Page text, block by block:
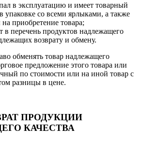
в эксплуатацию и имеет товарный
упаковке со всеми ярлыками, а также
приобретение товара;
в перечень продуктов надлежащего
возврату и обмену.
обменять товар надлежащего
предложение этого товара или
по стоимости или на иной товар с
разницы в цене.
ПРОДУКЦИИ
КАЧЕСТВА